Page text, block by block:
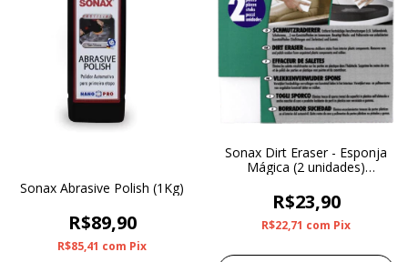
Sonax Abrasive Polish (1Kg)
R$89,90
R$85,41 com Pix
Sonax Dirt Eraser - Esponja
Mágica (2 unidades)
R$23,90
R$22,71 com Pix